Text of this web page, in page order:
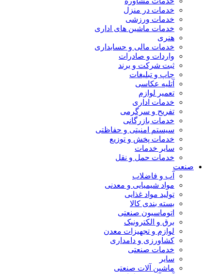
خدمات در منزل
خدمات ورزشی
خدمات ماشین های اداری
هنری
خدمات مالی و حسابداری
واردات و صادرات
ثبت شرکت و برند
چاپ و تبلیغات
آتلیه عکاسی
تعمیر لوازم
خدمات اداری
تفریح و سرگرمی
خدمات بازرگانی
سیستم امنیتی و حفاظتی
خدمات پخش و توزیع
سایر خدمات
خدمات حمل و نقل
صنعت
آب و فاضلاب
مواد شیمیایی و معدنی
تولید مواد غذایی
بسته بندی کالا
اتوماسیون صنعتی
برق و الکترونیک
لوازم و تجهیزات معدن
کشاورزی و دامداری
خدمات صنعتی
سایر
ماشین آلات صنعتی